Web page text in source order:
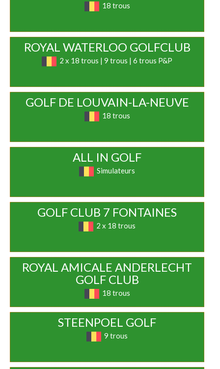
18 trous
ROYAL WATERLOO GOLFCLUB
2 x 18 trous | 9 trous | 6 trous P&P
GOLF DE LOUVAIN-LA-NEUVE
18 trous
ALL IN GOLF
Simulateurs
GOLF CLUB 7 FONTAINES
2 x 18 trous
ROYAL AMICALE ANDERLECHT
GOLF CLUB
18 trous
STEENPOEL GOLF
9 trous